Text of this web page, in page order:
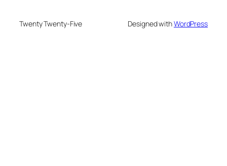
Twenty Twenty-Five Designed withWordPress